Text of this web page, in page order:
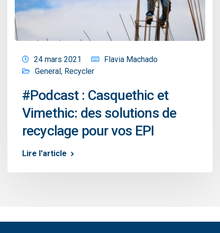
24 mars 2021
Flavia Machado
General, Recycler
#Podcast : Casquethic et
Vimethic: des solutions de
recyclage pour vos EPI
Lire l'article